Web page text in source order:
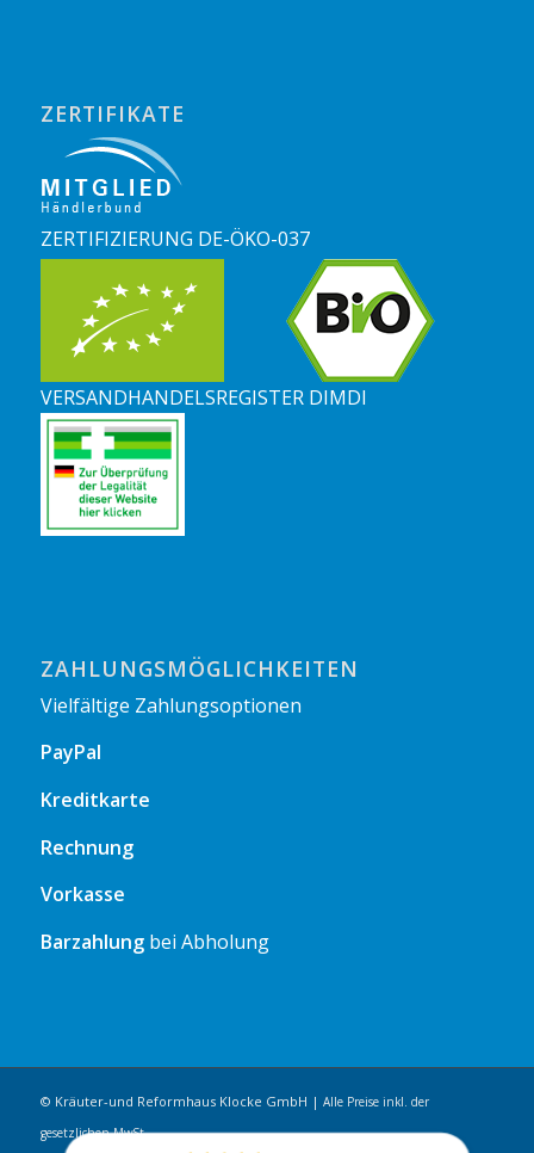
ZERTIFIKATE
ZERTIFIZIERUNG DE-ÖKO-037
VERSANDHANDELSREGISTER DIMDI
ZAHLUNGSMÖGLICHKEITEN
Vielfältige Zahlungsoptionen
PayPal
Kreditkarte
Rechnung
Vorkasse
Barzahlungbei Abholung
© Kräuter-und Reformhaus Klocke GmbH | Alle Preise inkl. der
gesetzlichen MwSt.